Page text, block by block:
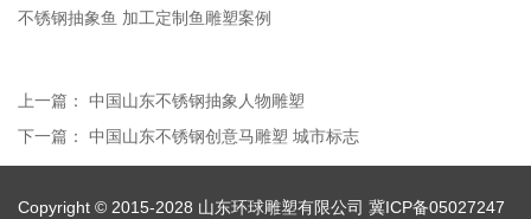
不锈钢抽象鱼 加工定制鱼雕塑案例
上一篇： 中国山东不锈钢抽象人物雕塑
下一篇： 中国山东不锈钢创意马雕塑 城市标志
Copyright © 2015-2028 山东环球雕塑有限公司 冀ICP备05027247